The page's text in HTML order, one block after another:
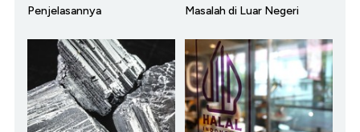
Penjelasannya
Masalah di Luar Negeri